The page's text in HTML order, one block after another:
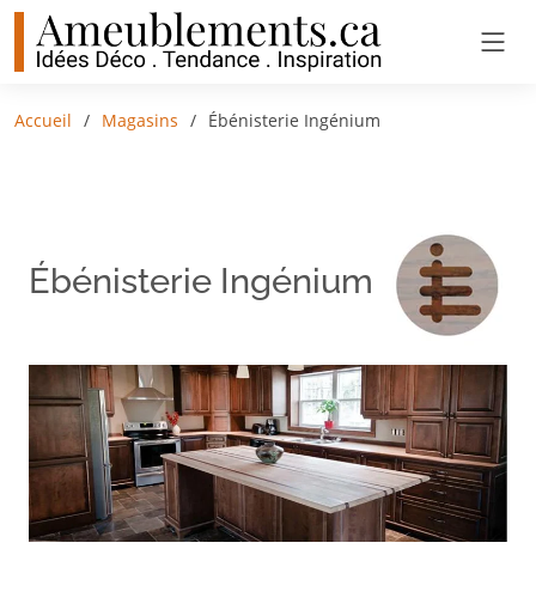
Accueil Magasins Ébénisterie Ingénium
Ébénisterie Ingénium